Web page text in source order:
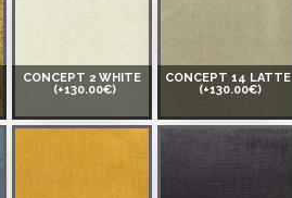
CONCEPT 2 WHITE
(+130.00€)
CONCEPT 14 LATTE
(+130.00€)